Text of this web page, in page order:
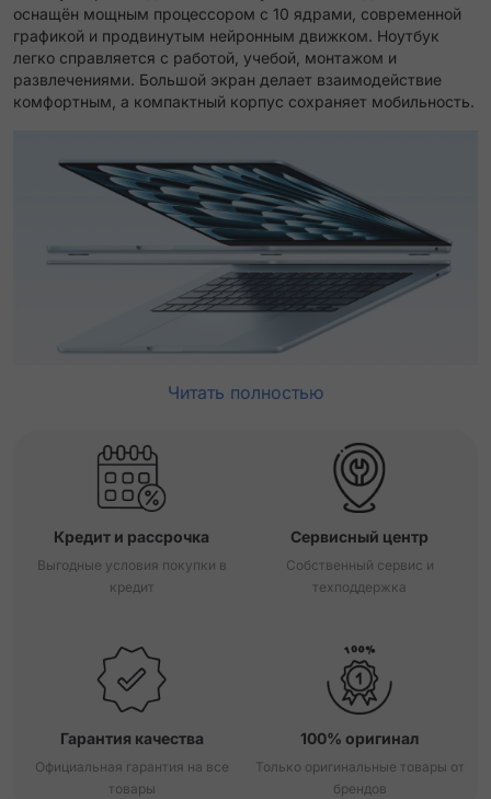
оснащён мощным процессором с 10 ядрами, современной
графикой и продвинутым нейронным движком. Ноутбук
легко справляется с работой, учебой, монтажом и
развлечениями. Большой экран делает взаимодействие
комфортным, а компактный корпус сохраняет мобильность.
Читать полностью
Кредит и рассрочка
Выгодные условия покупки в
кредит
Сервисный центр
Собственный сервис и
техподдержка
Гарантия качества
Официальная гарантия на все
товары
100% оригинал
Только оригинальные товары от
брендов